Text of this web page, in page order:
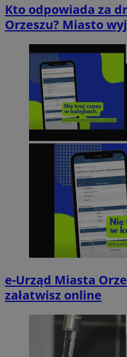
Kto odpowiada za
Orzeszu? Miasto
e-Urząd Miasta
załatwisz online